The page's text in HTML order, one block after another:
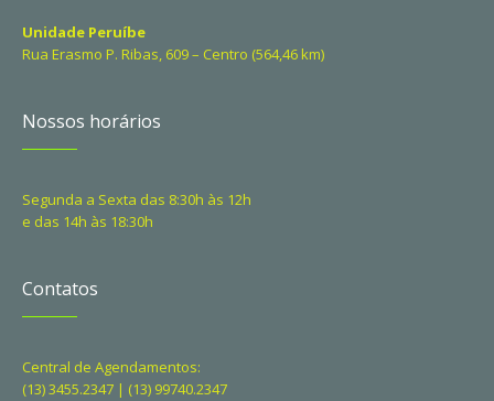
Unidade Peruíbe
Rua Erasmo P. Ribas, 609 – Centro (564,46 km)
Nossos horários
Segunda a Sexta das 8:30h às 12h
e das 14h às 18:30h
Contatos
Central de Agendamentos:
(13) 3455.2347 | (13) 99740.2347